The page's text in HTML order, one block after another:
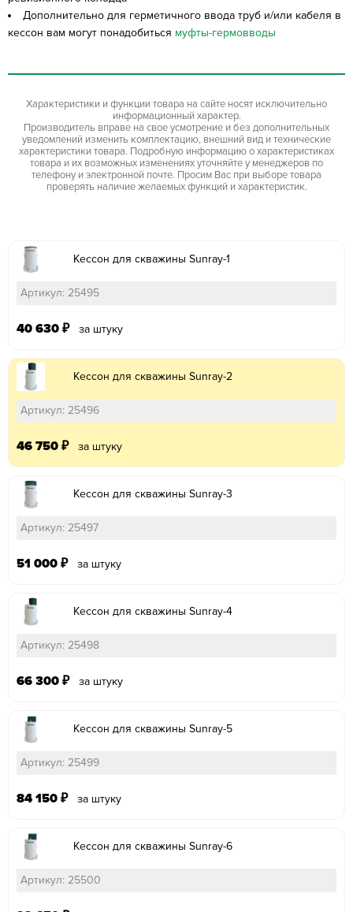
Дополнительно для герметичного ввода труб и/или кабеля в
кессон вам могут понадобиться муфты-гермовводы
Характеристики и функции товара на сайте носят исключительно
информационный характер.
Производитель вправе на свое усмотрение и без дополнительных
уведомлений изменить комплектацию, внешний вид и технические
характеристики товара. Подробную информацию о характеристиках
товара и их возможных изменениях уточняйте у менеджеров по
телефону и электронной почте. Просим Вас при выборе товара
проверять наличие желаемых функций и характеристик.
Кессон для скважины Sunray-1
Артикул: 25495
40 630 ₽ за штуку
Кессон для скважины Sunray-2
Артикул: 25496
46 750 ₽ за штуку
Кессон для скважины Sunray-3
Артикул: 25497
51 000 ₽ за штуку
Кессон для скважины Sunray-4
Артикул: 25498
66 300 ₽ за штуку
Кессон для скважины Sunray-5
Артикул: 25499
84 150 ₽ за штуку
Кессон для скважины Sunray-6
Артикул: 25500